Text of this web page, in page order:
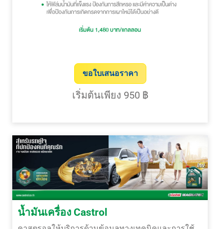
ขอใบเสนอราคา
เริ่มต้นเพียง 950 ฿
น้ำมันเครื่อง Castrol